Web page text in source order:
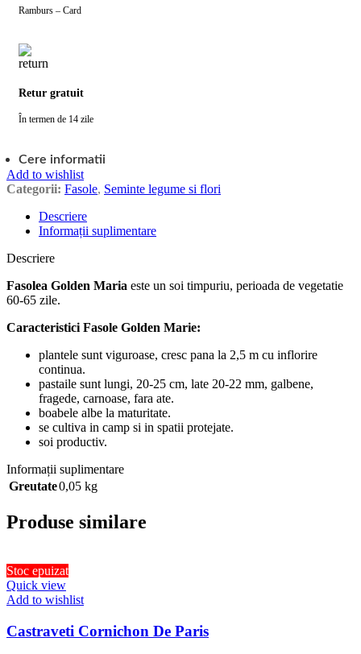
Ramburs – Card
Retur gratuit
În termen de 14 zile
Cere informatii
Add to wishlist
Categorii: Fasole, Seminte legume si flori
Descriere
Informații suplimentare
Descriere
Fasolea Golden Maria este un soi timpuriu, perioada de vegetatie
60-65 zile.
Caracteristici Fasole Golden Marie:
plantele sunt viguroase, cresc pana la 2,5 m cu inflorire
continua.
pastaile sunt lungi, 20-25 cm, late 20-22 mm, galbene,
fragede, carnoase, fara ate.
boabele albe la maturitate.
se cultiva in camp si in spatii protejate.
soi productiv.
Informații suplimentare
Greutate0,05 kg
Produse similare
Stoc epuizat
Quick view
Add to wishlist
Castraveti Cornichon De Paris